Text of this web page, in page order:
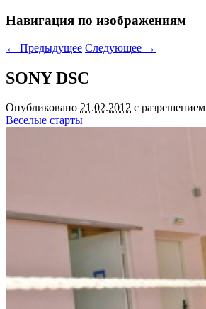
Навигация по изображениям
← Предыдущее Следующее →
SONY DSC
Опубликовано 21.02.2012 с разрешением
Веселые старты